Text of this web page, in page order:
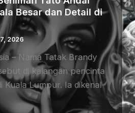
Besar dan Detail di
2026
– Nama Tatak Brandy
di kalangan pencinta
Lumpur. Ia dikenal